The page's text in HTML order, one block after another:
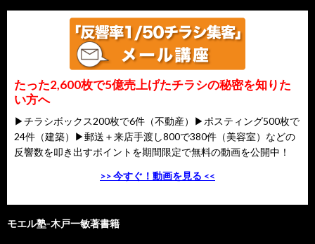
たった2,600枚で5億売上げたチラシの秘密を知りた
い方へ
▶チラシボックス200枚で6件（不動産）▶ポスティング500枚で
24件（建築）▶郵送＋来店手渡し800で380件（美容室）などの
反響数を叩き出すポイントを期間限定で無料の動画を公開中！
>> 今すぐ！動画を見る <<
モエル塾-木戸一敏著書籍